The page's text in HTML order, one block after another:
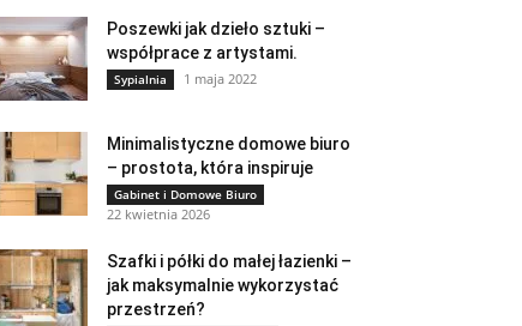
Poszewki jak dzieło sztuki –
współprace z artystami.
Sypialnia 1 maja 2022
Minimalistyczne domowe biuro
– prostota, która inspiruje
Gabinet i Domowe Biuro
22 kwietnia 2026
Szafki i półki do małej łazienki –
jak maksymalnie wykorzystać
przestrzeń?